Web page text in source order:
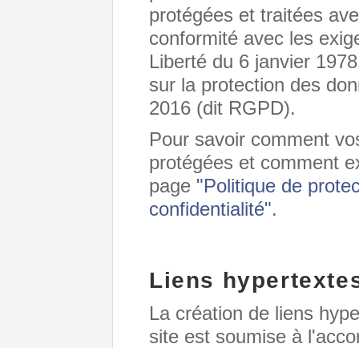
protégées et traitées
conformité avec les
Liberté du 6 janvier
sur la protection des
2016 (dit RGPD).
Pour savoir comment
protégées et comment
page "Politique de
confidentialité".
Liens
La création de liens
site est soumise à